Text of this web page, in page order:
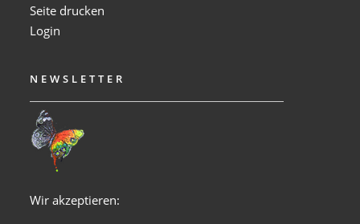
Seite drucken
Login
NEWSLETTER
Wir akzeptieren: